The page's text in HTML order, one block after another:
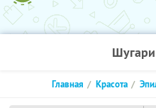
Главная Красота